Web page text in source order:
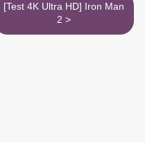
[Test 4K Ultra HD] Iron Man
2 >